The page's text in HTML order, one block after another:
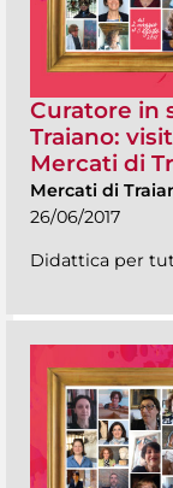
Curatore in
Traiano:
Mercati di
Mercati di
26/06/2017
Didattica per